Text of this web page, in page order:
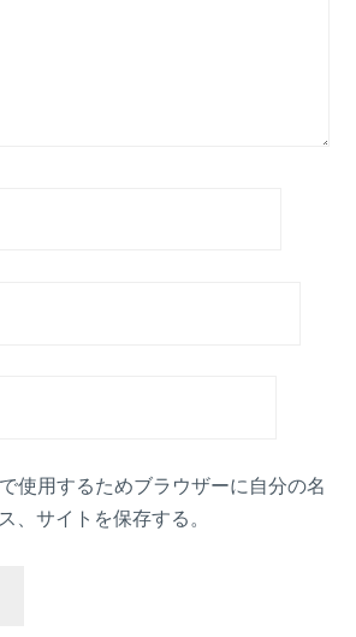
使用するためブラウザーに自分の名
、サイトを保存する。